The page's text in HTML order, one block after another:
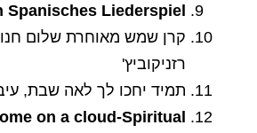
Spanisches Liederspiel-
קרן שמש מאוחרת שלום
רזניקוביץ'
תמיד יחכו לך לאה שבת,
on a cloud-Spiritual